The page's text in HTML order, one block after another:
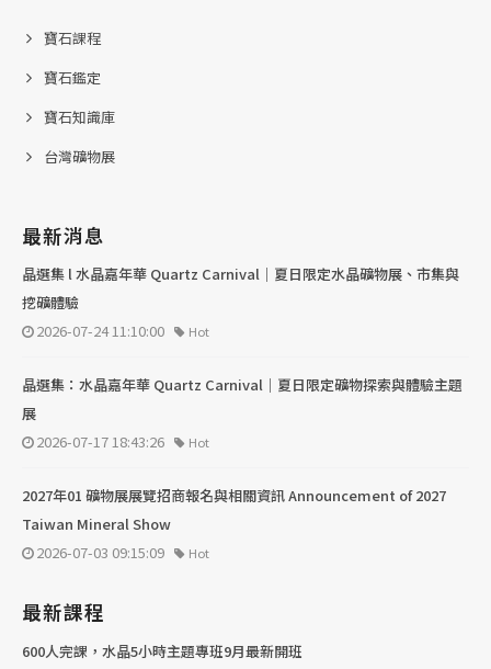
寶石課程
寶石鑑定
寶石知識庫
台灣礦物展
最新消息
晶選集 l 水晶嘉年華 Quartz Carnival｜夏日限定水晶礦物展、市集與
挖礦體驗
2026-07-24 11:10:00
Hot
晶選集：水晶嘉年華 Quartz Carnival｜夏日限定礦物探索與體驗主題
展
2026-07-17 18:43:26
Hot
2027年01 礦物展展覽招商報名與相關資訊 Announcement of 2027
Taiwan Mineral Show
2026-07-03 09:15:09
Hot
最新課程
600人完課，水晶5小時主題專班9月最新開班